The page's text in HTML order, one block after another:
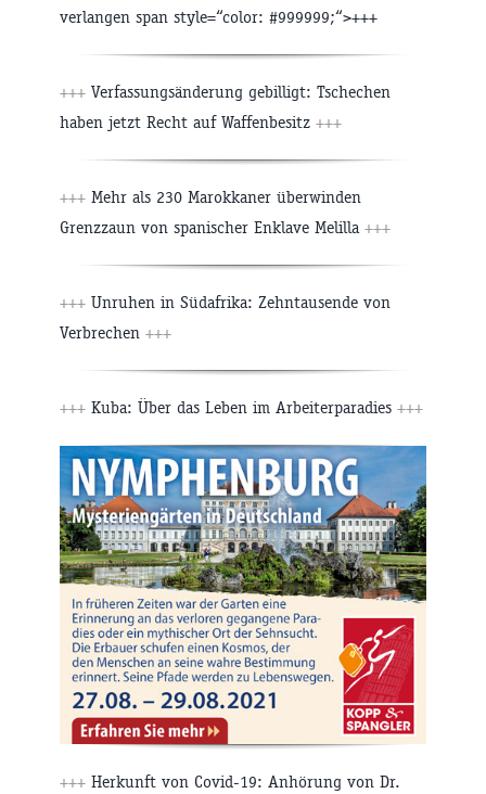
verlangen span style=“color: #999999;“>+++
+++ Verfassungsänderung gebilligt: Tschechen
haben jetzt Recht auf Waffenbesitz +++
+++ Mehr als 230 Marokkaner überwinden
Grenzzaun von spanischer Enklave Melilla +++
+++ Unruhen in Südafrika: Zehntausende von
Verbrechen +++
+++ Kuba: Über das Leben im Arbeiterparadies +++
+++ Herkunft von Covid-19: Anhörung von Dr.